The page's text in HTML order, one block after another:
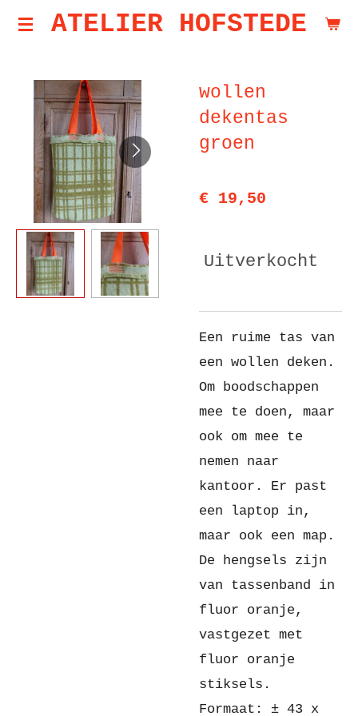
Ga
hoofdinhoud
ATELIER HOFSTEDE
wollen
dekentas
groen
€ 19,50
Uitverkocht
Een ruime tas van
een wollen deken.
Om boodschappen
mee te doen, maar
ook om mee te
nemen naar
kantoor. Er past
een laptop in,
maar ook een map.
De hengsels zijn
van tassenband in
fluor oranje,
vastgezet met
fluor oranje
stiksels.
Formaat: ± 43 x